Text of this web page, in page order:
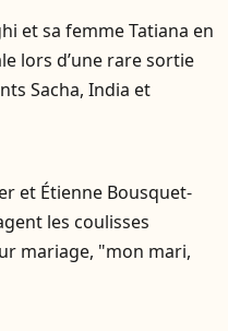
et sa femme Tatiana en
lors d’une rare sortie
Sacha, India et
et Étienne Bousquet-
les coulisses
mariage, "mon mari,